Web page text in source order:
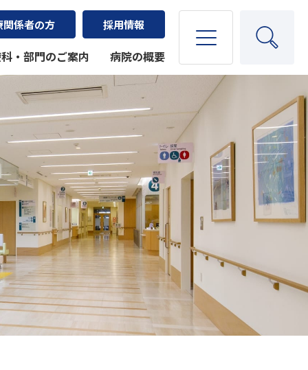
関係者の方 採用情報
・部門のご案内 病院の概要